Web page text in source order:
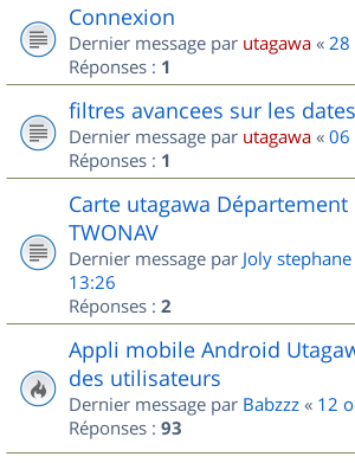
Connexion
Dernier message par utagawa « 28
Réponses : 1
filtres avancees sur les dates
Dernier message par utagawa « 06
Réponses : 1
Carte utagawa Département
TWONAV
Dernier message par Joly stephane
13:26
Réponses : 2
Appli mobile Android
des utilisateurs
Dernier message par Babzzz « 12
Réponses : 93